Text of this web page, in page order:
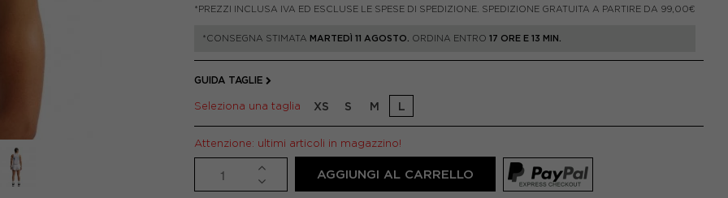
*PREZZI INCLUSA IVA ED ESCLUSE LE SPESE DI SPEDIZIONE. SPEDIZIONE GRATUITA A PARTIRE DA 99,00€
*CONSEGNA STIMATA MARTEDÌ 11 AGOSTO. ORDINA ENTRO 17 ORE E 13 MIN.
GUIDA TAGLIE
Seleziona una taglia XS S M L
Attenzione: ultimi articoli in magazzino!
AGGIUNGI AL CARRELLO